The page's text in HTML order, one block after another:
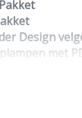
Design
met